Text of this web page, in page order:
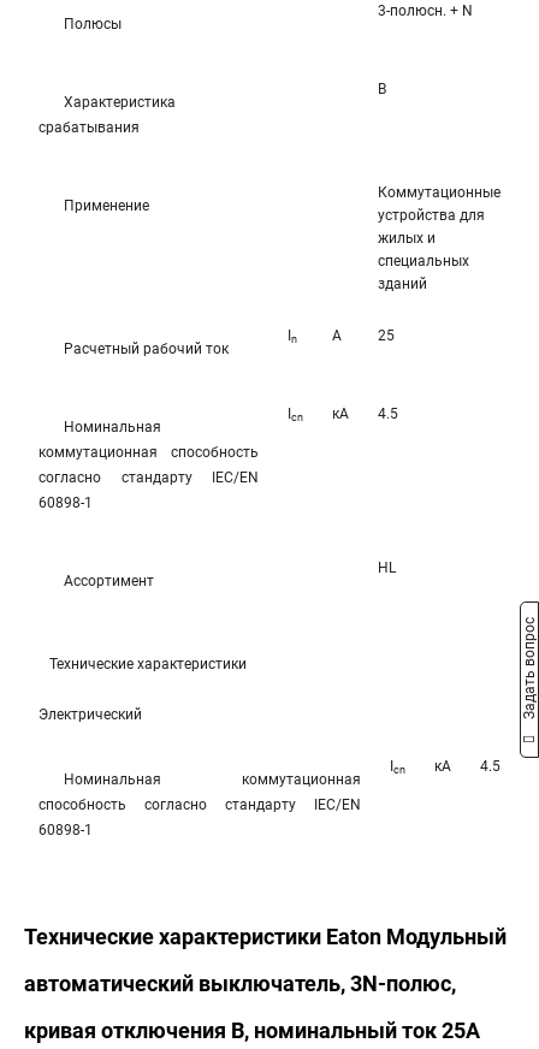
Полюсы
3-полюсн. + N
Характеристика
срабатывания
B
Применение
Коммутационные
устройства для
жилых и
специальных
зданий
Расчетный рабочий ток
n A 25
Номинальная
коммутационная способность
согласно стандарту IEC/EN
60898-1
cn кА 4.5
Ассортимент
HL
Технические характеристики
Электрический
Номинальная коммутационная
способность согласно стандарту IEC/EN
60898-1
cn кА 4.5
Технические характеристики Eaton Модульный
автоматический выключатель, 3N-полюс,
кривая отключения B, номинальный ток 25А
Задать вопрос